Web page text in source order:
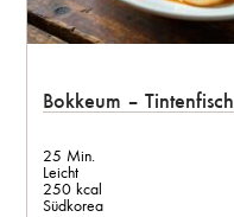
Bokkeum – Tintenfisch
25 Min.
Leicht
250 kcal
Südkorea